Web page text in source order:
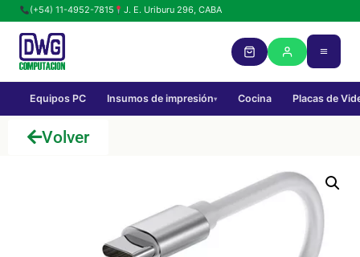
(+54) 11-4952-7815 J. E. Uriburu 296, CABA
Equipos PC Insumos de impresión▾ Cocina Placas de
Volver